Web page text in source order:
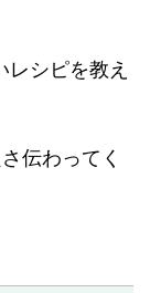
シピを教え
伝わってく